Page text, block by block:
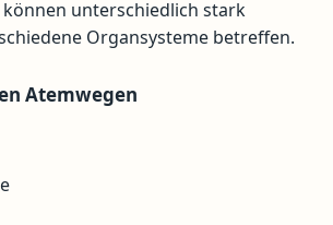
können unterschiedlich stark
Organsysteme betreffen.
Atemwegen